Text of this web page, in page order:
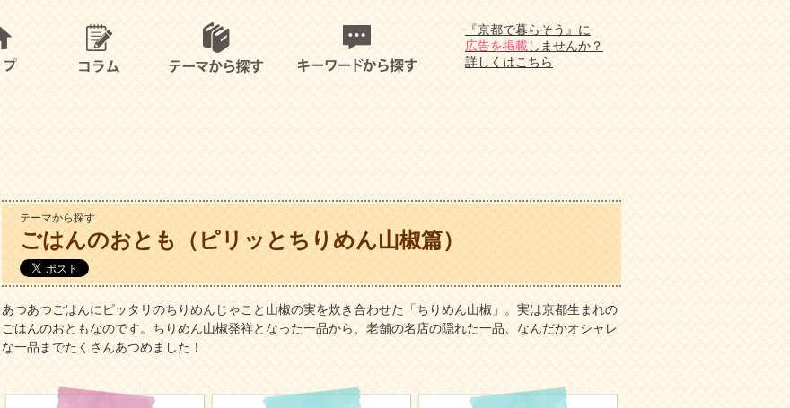
『京都で暮らそう』に
広告を掲載しませんか？
詳しくはこちら
テーマから探す
ごはんのおとも（ピリッとちりめん山椒篇）
あつあつごはんにピッタリのちりめんじゃこと山椒の実を炊き合わせた「ちりめん山椒」。実は京都生まれの
ごはんのおともなのです。ちりめん山椒発祥となった一品から、老舗の名店の隠れた一品、なんだかオシャレ
な一品までたくさんあつめました！